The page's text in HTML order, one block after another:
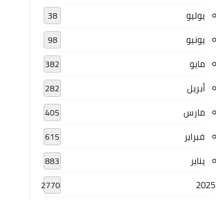
يوليو 38
يونيو 98
مايو 382
أبريل 282
مارس 405
فبراير 615
يناير 883
2025
2770